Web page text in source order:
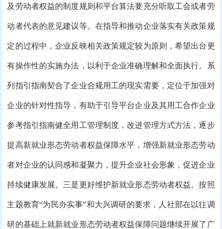
及劳动者权益的制度规则和平台算法要充分听取工会或者劳
动者代表的意见建议等。在指导和推动企业落实有关政策规
定的过程中，企业反映相关政策规定较为原则，希望出台更
有操作性的实施办法，以利于企业准确理解和全面执行。系
列指引指南契合了企业合规用工的现实需要，定位于加强对
企业的针对性指导，有助于引导平台企业及其用工合作企业
参考指引指南健全用工管理制度，改进管理方式方法，逐步
提高新就业形态劳动者权益保障水平，增强新就业形态劳动
者对企业的认同感和凝聚力，提升企业社会形象，促进企业
持续健康发展。三是更好维护新就业形态劳动者权益。按照
主题教育“为民办实事”和大兴调研的要求，人社部在以往调
研的基础上就新就业形态劳动者权益保障问题继续开展了广